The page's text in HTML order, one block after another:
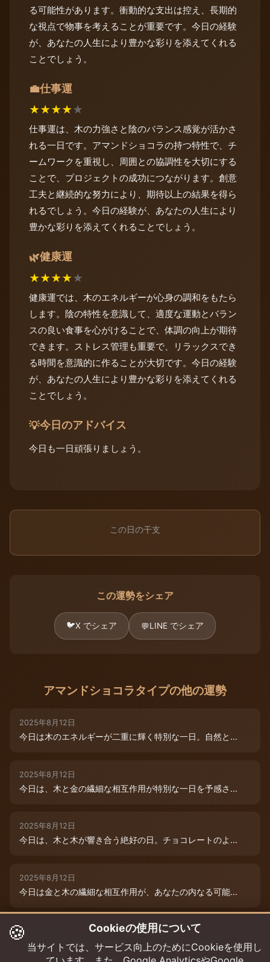
る可能性があります。衝動的な支出は控え、長期的
な視点で物事を考えることが重要です。今日の経験
が、あなたの人生により豊かな彩りを添えてくれる
ことでしょう。
💼仕事運
★★★★★
仕事運は、木の力強さと陰のバランス感覚が活かさ
れる一日です。アマンドショコラの持つ特性で、チ
ームワークを重視し、周囲との協調性を大切にする
ことで、プロジェクトの成功につながります。創意
工夫と継続的な努力により、期待以上の結果を得ら
れるでしょう。今日の経験が、あなたの人生により
豊かな彩りを添えてくれることでしょう。
🌿健康運
★★★★★
健康運では、木のエネルギーが心身の調和をもたら
します。陰の特性を意識して、適度な運動とバラン
スの良い食事を心がけることで、体調の向上が期待
できます。ストレス管理も重要で、リラックスでき
る時間を意識的に作ることが大切です。今日の経験
が、あなたの人生により豊かな彩りを添えてくれる
ことでしょう。
💡今日のアドバイス
今日も一日頑張りましょう。
この日の干支
この運勢をシェア
🐦X でシェア 💬LINE でシェア
アマンドショコラタイプの他の運勢
2025年8月12日
今日は木のエネルギーが二重に輝く特別な一日。自然と...
2025年8月12日
今日は、木と金の繊細な相互作用が特別な一日を予感さ...
2025年8月12日
今日は、木と木が響き合う絶好の日。チョコレートのよ...
2025年8月12日
今日は金と木の繊細な相互作用が、あなたの内なる可能...
2025年8月9日
今日は木と木が重なる特別な日。内なる創造性が高まり...
🍪 Cookieの使用について
当サイトでは、サービス向上のためにCookieを使用し